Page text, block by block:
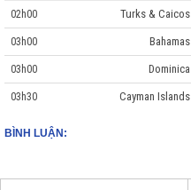
02h00 Turks & Caicos
03h00 Bahamas
03h00 Dominica
03h30 Cayman Islands
BÌNH LUẬN: